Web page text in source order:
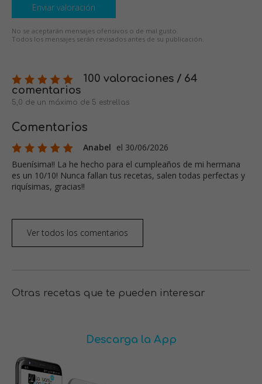
Enviar valoración
No se aceptarán mensajes ofensivos o de mal gusto.
Todos los mensajes serán revisados antes de su publicación.
100 valoraciones / 64
comentarios
5,0 de un máximo de 5 estrellas
Comentarios
Anabel el 30/06/2026
Buenísima!! La he hecho para el cumpleaños de mi hermana
es un 10/10! Nunca fallan tus recetas, salen todas perfectas y
riquísimas, gracias!!
Ver todos los comentarios
Otras recetas que te pueden interesar
Descarga la App